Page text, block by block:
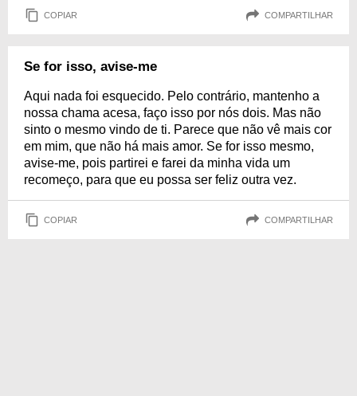
COPIAR COMPARTILHAR
Se for isso, avise-me
Aqui nada foi esquecido. Pelo contrário, mantenho a
nossa chama acesa, faço isso por nós dois. Mas não
sinto o mesmo vindo de ti. Parece que não vê mais cor
em mim, que não há mais amor. Se for isso mesmo,
avise-me, pois partirei e farei da minha vida um
recomeço, para que eu possa ser feliz outra vez.
COPIAR COMPARTILHAR